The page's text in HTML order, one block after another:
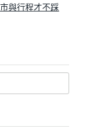
與行程才不踩